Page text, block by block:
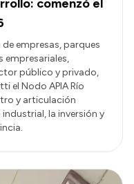
comenzó el
empresas, parques
empresariales,
público y privado,
el Nodo APIA Río
y articulación
la inversión y